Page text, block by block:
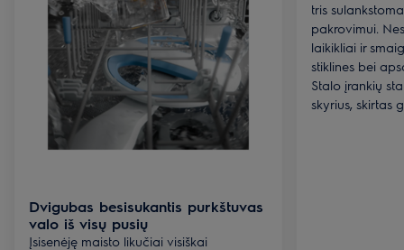
Dvigubas besisukantis purkštuvas
valo iš visų pusių
Įsisenėję maisto likučiai visiškai
tris
pakrovimui.
laikikliai ir
stiklines bei
Stalo įrankių
skyrius, skirtas